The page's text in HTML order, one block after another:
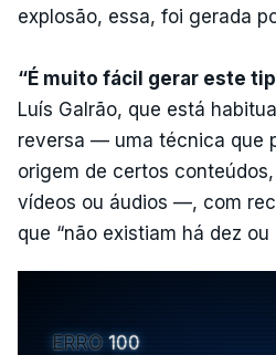
explosão, essa, foi gerada
“É muito fácil gerar este
Luís Galrão, que está
reversa — uma técnica que
origem de certos
vídeos ou áudios —, com
que “não existiam há dez ou
ERRO 100